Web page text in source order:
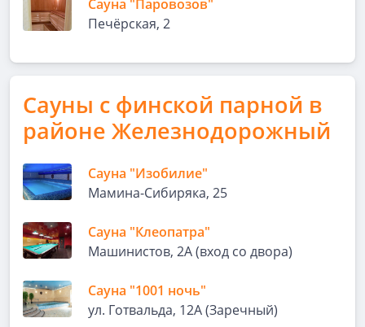
Сауна "Паровозов"
Печёрская, 2
Сауны с финской парной в
районе Железнодорожный
Сауна "Изобилие"
Мамина-Сибиряка, 25
Сауна "Клеопатра"
Машинистов, 2А (вход со двора)
Сауна "1001 ночь"
ул. Готвальда, 12А (Заречный)